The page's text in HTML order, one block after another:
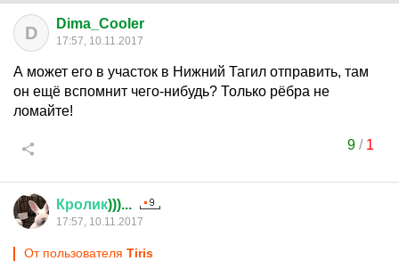
D Dima_Cooler
17:57, 10.11.2017
А может его в участок в Нижний Тагил отправить, там
он ещё вспомнит чего-нибудь? Только рёбра не
ломайте!
9/ 1
Кролик)))...
17:57, 10.11.2017
От пользователя Tiris